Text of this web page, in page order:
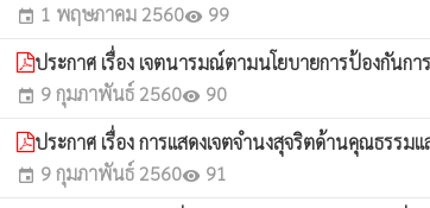
event 1 พฤษภาคม 2560visibility 99
ประกาศ เรื่อง เจตนารมณ์ตามนโยบายการป้องกันกา
event 9 กุมภาพันธ์ 2560visibility 90
ประกาศ เรื่อง การแสดงเจตจำนงสุจริตด้านคุณธรรม
event 9 กุมภาพันธ์ 2560visibility 91